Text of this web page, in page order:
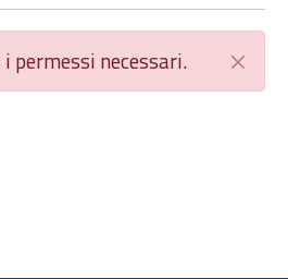
Chiudi
permessi necessari.